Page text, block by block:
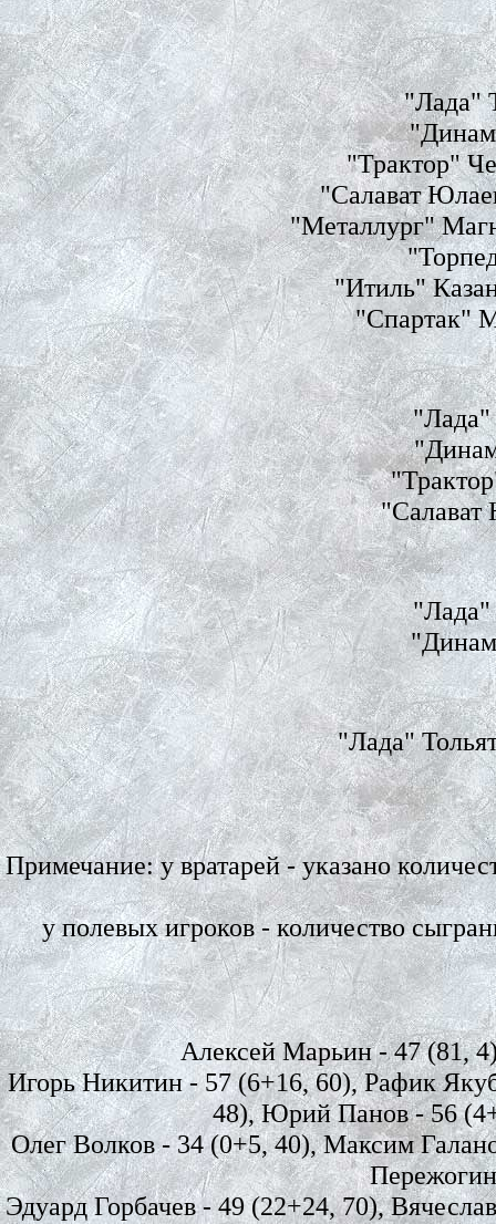
"Лада"
"Трактор"
"Салават
"Металлург"
"Итиль"
"Спартак"
"Лада"
"Лада"
"Лада"
Примечание: у вратарей - указано
у полевых игроков - количество
Алексей Марьин - 47 (81,
Игорь Никитин - 57 (6+16, 60), Рафик
48), Юрий Панов - 56
Олег Волков - 34 (0+5, 40), Максим
Эдуард Горбачев - 49 (22+24, 70),